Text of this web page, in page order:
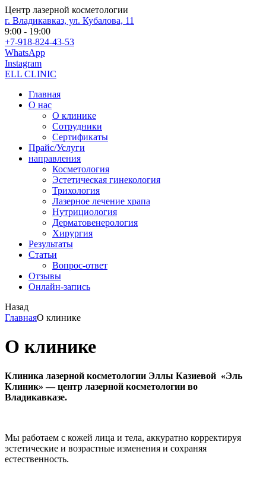
Центр лазерной косметологии
г. Владикавказ, ул. Кубалова, 11
9:00 - 19:00
+7-918-824-43-53
WhatsApp
Instagram
ELL CLINIC
Главная
О нас
О клинике
Сотрудники
Сертификаты
Прайс/Услуги
направления
Косметология
Эстетическая гинекология
Трихология
Лазерное лечение храпа
Нутрициология
Дерматовенерология
Хирургия
Результаты
Статьи
Вопрос-ответ
Отзывы
Онлайн-запись
Назад
ГлавнаяО клинике
О клинике
Клиника лазерной косметологии Эллы Казиевой «Эль
Клиник»— центр лазерной косметологии во
Владикавказе.
Мы работаем с кожей лица и тела, аккуратно корректируя
эстетические и возрастные изменения и сохраняя
естественность.